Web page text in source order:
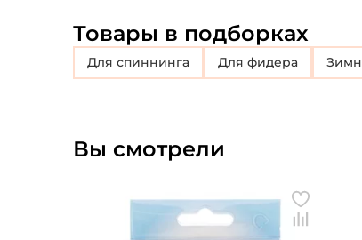
Товары в подборках
для спиннинга для фидера
Вы смотрели